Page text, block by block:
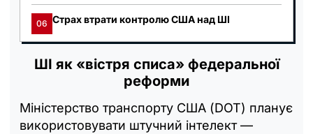
06 Страх втрати контролю США над ШІ
ШІ як «вістря списа» федеральної
реформи
Міністерство транспорту США (DOT) планує
використовувати штучний інтелект —